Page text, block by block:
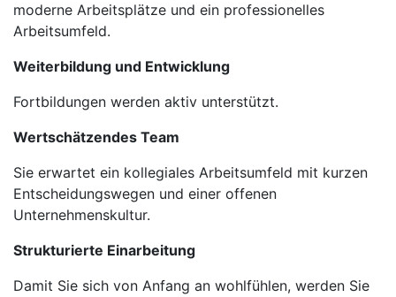
moderne Arbeitsplätze und ein professionelles
Arbeitsumfeld.
Weiterbildung und Entwicklung
Fortbildungen werden aktiv unterstützt.
Wertschätzendes Team
Sie erwartet ein kollegiales Arbeitsumfeld mit kurzen
Entscheidungswegen und einer offenen
Unternehmenskultur.
Strukturierte Einarbeitung
Damit Sie sich von Anfang an wohlfühlen, werden Sie